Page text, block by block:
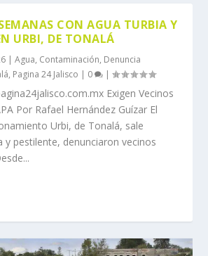
CON AGUA TURBIA Y
URBI, DE TONALÁ
|Agua, Contaminación, Denuncia
, Pagina 24 Jalisco | 0 |
Exigen Vecinos
Por Rafael Hernández Guízar El
Urbi, de Tonalá, sale
pestilente, denunciaron vecinos